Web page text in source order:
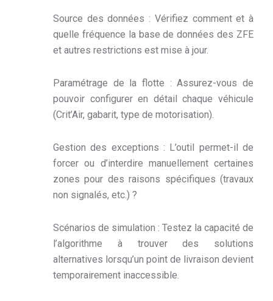
Source des données : Vérifiez comment et à
quelle fréquence la base de données des ZFE
et autres restrictions est mise à jour.
Paramétrage de la flotte : Assurez-vous de
pouvoir configurer en détail chaque véhicule
(Crit’Air, gabarit, type de motorisation).
Gestion des exceptions : L’outil permet-il de
forcer ou d’interdire manuellement certaines
zones pour des raisons spécifiques (travaux
non signalés, etc.) ?
Scénarios de simulation : Testez la capacité de
l’algorithme à trouver des solutions
alternatives lorsqu’un point de livraison devient
temporairement inaccessible.